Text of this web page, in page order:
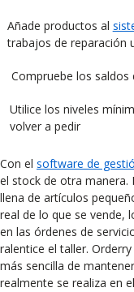
Añade productos al
trabajos de reparación
Compruebe los
Utilice los niveles
volver a pedir
Con el software de
el stock de otra manera.
llena de artículos
real de lo que se vende,
en las órdenes de
ralentice el taller.
más sencilla de
realmente se realiza en